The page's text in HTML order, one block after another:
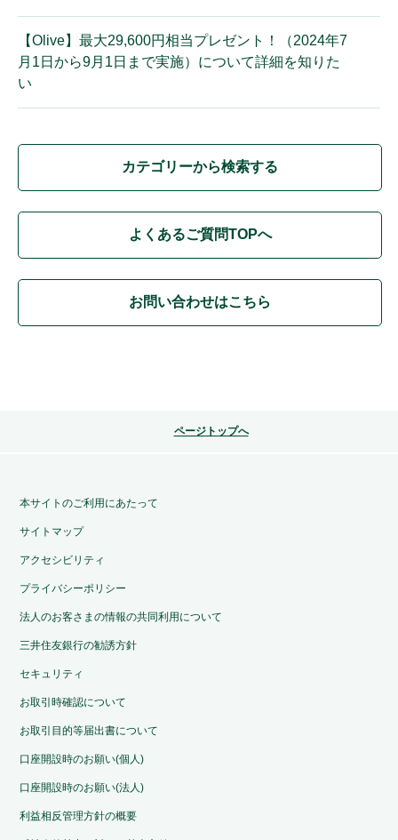
【Olive】最大29,600円相当プレゼント！（2024年7
月1日から9月1日まで実施）について詳細を知りた
い
カテゴリーから検索する
よくあるご質問TOPへ
お問い合わせはこちら
ページトップへ
本サイトのご利用にあたって
サイトマップ
アクセシビリティ
プライバシーポリシー
法人のお客さまの情報の共同利用について
三井住友銀行の勧誘方針
セキュリティ
お取引時確認について
お取引目的等届出書について
口座開設時のお願い(個人)
口座開設時のお願い(法人)
利益相反管理方針の概要